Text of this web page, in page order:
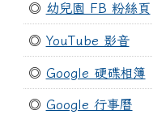
◎ 幼兒園 FB 粉絲頁
◎ YouTube 影音
◎ Google 硬碟相簿
◎ Google 行事曆